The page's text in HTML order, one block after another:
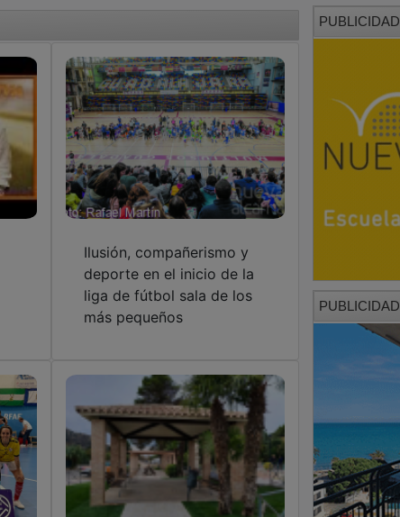
Ilusión, compañerismo y
deporte en el inicio de la
liga de fútbol sala de los
más pequeños
PUBLICIDAD
PUBLICIDAD